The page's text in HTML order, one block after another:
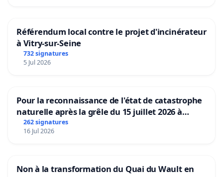
Référendum local contre le projet d'incinérateur
à Vitry-sur-Seine
732 signatures
5 Jul 2026
Pour la reconnaissance de l'état de catastrophe
naturelle après la grêle du 15 juillet 2026 à
Aubenas et ses alentours
262 signatures
16 Jul 2026
Non à la transformation du Quai du Wault en